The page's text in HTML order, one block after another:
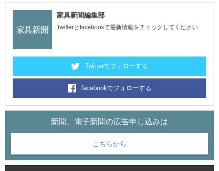
家具新聞編集部
Twitterとfacebookで最新情報をチェックしてください
Twitterでフォローする
facebookでフォローする
新聞、電子新聞の広告申し込みは
こちらから